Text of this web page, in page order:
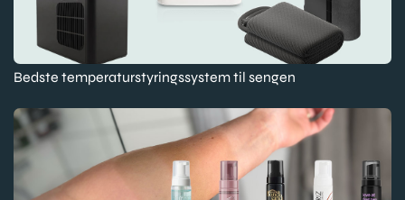
Bedste temperaturstyringssystem til sengen